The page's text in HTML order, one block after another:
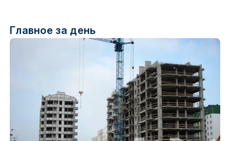
Главное за день